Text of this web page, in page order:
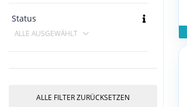
Status
ALLE AUSGEWÄHLT
ALLE FILTER ZURÜCKSETZEN